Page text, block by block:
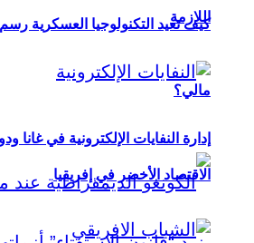
كيف تعيد التكنولوجيا العسكرية رسم
مالي؟
اللازمة
إدارة النفايات الإلكترونية في
الاقتصاد الأخضر في إفريقيا